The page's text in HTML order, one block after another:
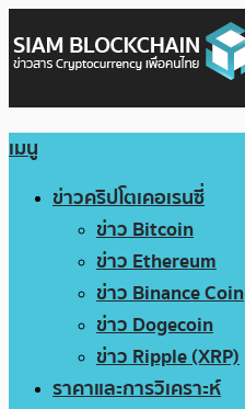
เมนู
ข่าวคริปโตเคอเรนซี่
ข่าว Bitcoin
ข่าว Ethereum
ข่าว Binance Coin
ข่าว Dogecoin
ข่าว Ripple (XRP)
ราคาและการวิเคราะห์